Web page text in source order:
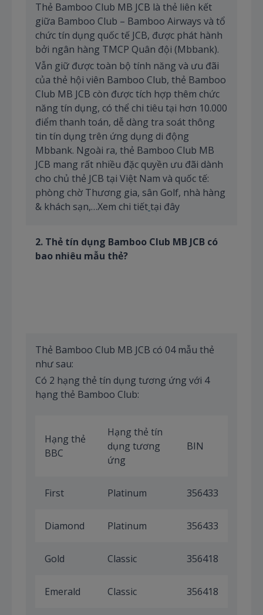
Thẻ Bamboo Club MB JCB là thẻ liên kết
giữa Bamboo Club – Bamboo Airways và tổ
chức tín dụng quốc tế JCB, được phát hành
bởi ngân hàng TMCP Quân đội (Mbbank).
Vẫn giữ được toàn bộ tính năng và ưu đãi
của thẻ hội viên Bamboo Club, thẻ Bamboo
Club MB JCB còn được tích hợp thêm chức
năng tín dụng, có thể chi tiêu tại hơn 10.000
điểm thanh toán, dễ dàng tra soát thông
tin tín dụng trên ứng dụng di động
Mbbank. Ngoài ra, thẻ Bamboo Club MB
JCB mang rất nhiều đặc quyền ưu đãi dành
cho chủ thẻ JCB tại Việt Nam và quốc tế:
phòng chờ Thương gia, sân Golf, nhà hàng
& khách sạn,…Xem chi tiếttại đây
2. Thẻ tín dụng Bamboo Club MB JCB có
bao nhiêu mẫu thẻ?
Thẻ Bamboo Club MB JCB có 04 mẫu thẻ
như sau:
Có 2 hạng thẻ tín dụng tương ứng với 4
hạng thẻ Bamboo Club:
Hạng thẻ
BBC
Hạng thẻ tín
dụng tương
ứng
BIN
First Platinum 356433
Diamond Platinum 356433
Gold Classic 356418
Emerald Classic 356418